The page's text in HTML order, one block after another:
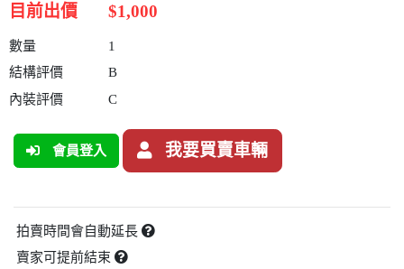
目前出價 $1,000
數量
1
結構評價
B
內裝評價
C
會員登入 我要買賣車輛
拍賣時間會自動延長
賣家可提前結束